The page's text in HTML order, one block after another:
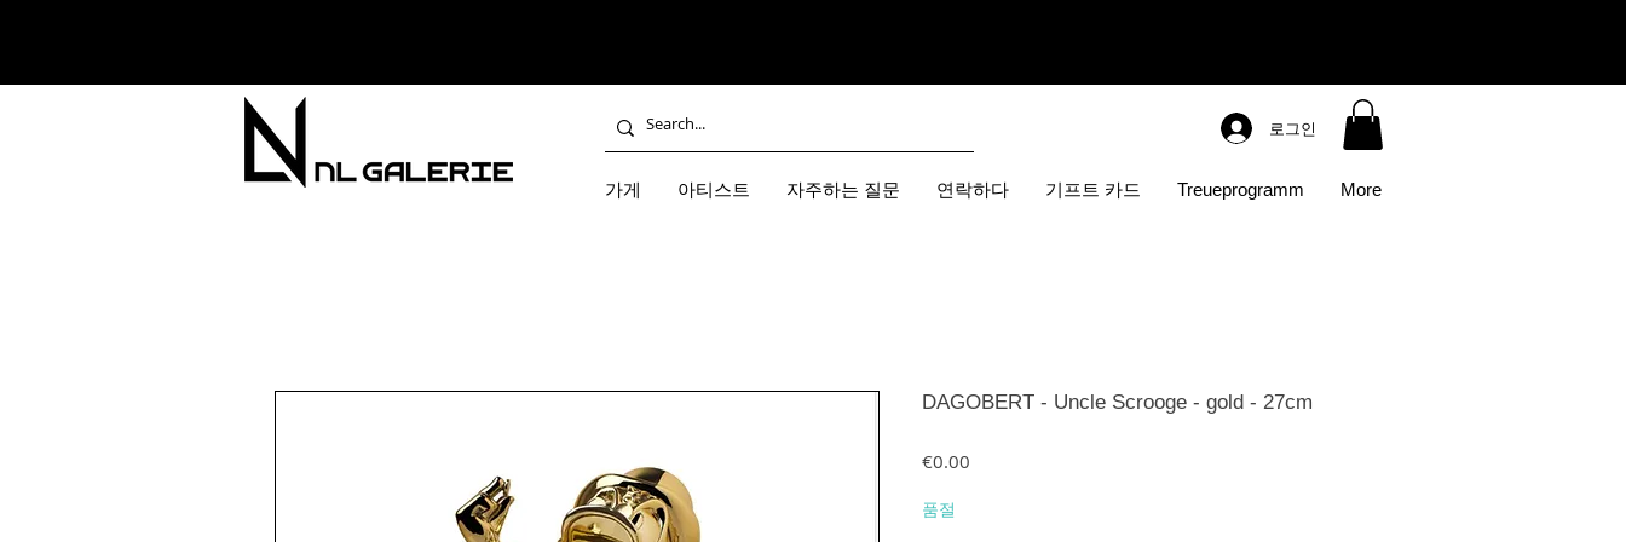
로그인
가게 아티스트 자주하는 질문 연락하다 기프트 카드 Treueprogramm More
DAGOBERT - Uncle Scrooge - gold - 27cm
€0.00
품절